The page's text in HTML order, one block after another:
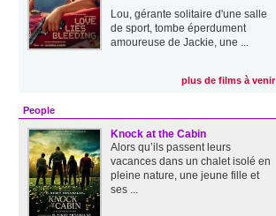
Lou, gérante solitaire d'une salle
de sport, tombe éperdument
amoureuse de Jackie, une ...
plus de films à venir
People
Knock at the Cabin
Alors qu’ils passent leurs
vacances dans un chalet isolé en
pleine nature, une jeune fille et
ses ...